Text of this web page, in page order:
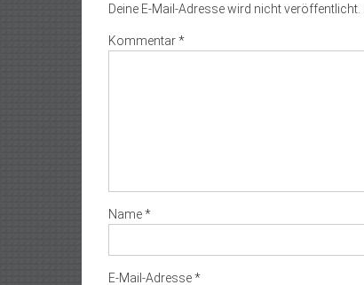
Deine E-Mail-Adresse wird nicht veröffentlicht.
Kommentar*
Name*
E-Mail-Adresse*